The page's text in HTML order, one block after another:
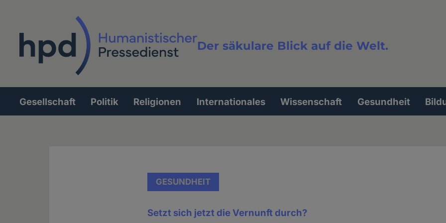
Der säkulare Blick auf die Welt.
Volltextsuche
Hauptnavigation
Gesellschaft Politik Religionen Internationales Wissenschaft Gesundheit
GESUNDHEIT
Setzt sich jetzt die Vernunft durch?